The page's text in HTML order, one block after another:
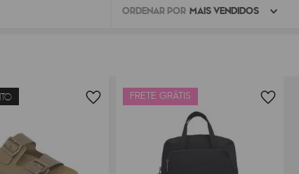
Alterar
Minha
ORDENAR POR MAIS VENDIDOS
FRETE GRÁTIS